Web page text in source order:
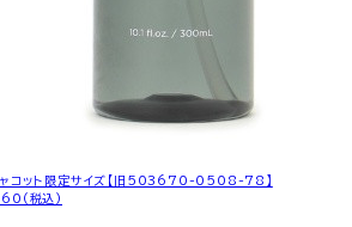
ャコット限定サイズ【旧503670-0508-78】
税込)